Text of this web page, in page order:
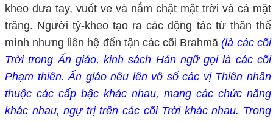
kheo đưa tay, vuốt ve và nắm chặt mặt trời và cả mặt
trăng. Người tỳ-kheo tạo ra các động tác từ thân thể
mình nhưng liên hệ đến tận các cõi Brahmā(là các cõi
Trời trong Ấn giáo, kinh sách Hán ngữ gọi là các cõi
Phạm thiên. Ấn giáo nêu lên vô số các vị Thiên nhân
thuộc các cấp bậc khác nhau, mang các chức năng
khác nhau, ngự trị trên các cõi Trời khác nhau. Trong